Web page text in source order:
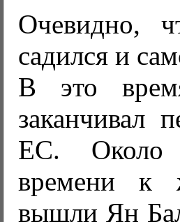
Очевидно,
садился и
В это
заканчивал
ЕС. Около
времени к
вышли Ян